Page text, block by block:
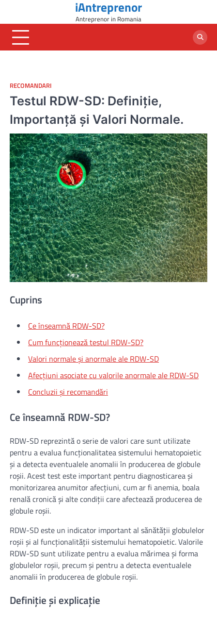
content
iAntreprenor
Antreprenor in Romania
RECOMANDARI
Testul RDW-SD: Definiție,
Importanță și Valori Normale.
Cuprins
Ce înseamnă RDW-SD?
Cum funcționează testul RDW-SD?
Valori normale și anormale ale RDW-SD
Afecțiuni asociate cu valorile anormale ale RDW-SD
Concluzii și recomandări
Ce înseamnă RDW-SD?
RDW-SD reprezintă o serie de valori care sunt utilizate
pentru a evalua funcționalitatea sistemului hematopoietic
și a detecta eventualele anomalii în producerea de globule
roșii. Acest test este important pentru diagnosticarea și
monitorizarea anumitor afecțiuni, cum ar fi anemia, boala
renală cronică și alte condiții care afectează producerea de
globule roșii.
RDW-SD este un indicator important al sănătății globulelor
roșii și al funcționalității sistemului hematopoietic. Valorile
RDW-SD sunt utilizate pentru a evalua mărimea și forma
globulelor roșii, precum și pentru a detecta eventualele
anomalii în producerea de globule roșii.
Definiție și explicație